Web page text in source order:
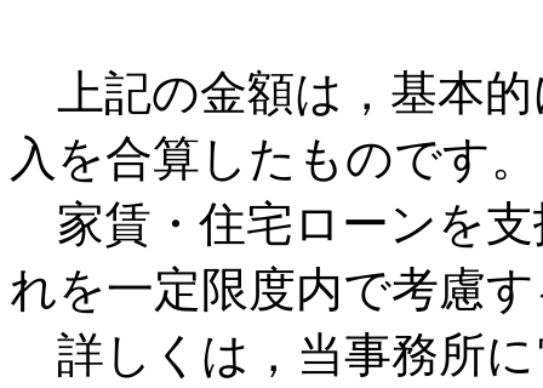
上記の金額は，基本
入を合算したものです。
家賃・住宅ローンを
れを一定限度内で考慮
詳しくは，当事務所